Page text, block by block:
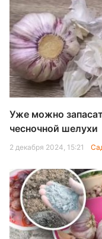
Уже можно
чесночной шелухи
2 декабря 2024, 15:21